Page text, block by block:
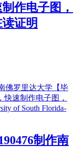
作电子图，
证明
制作南